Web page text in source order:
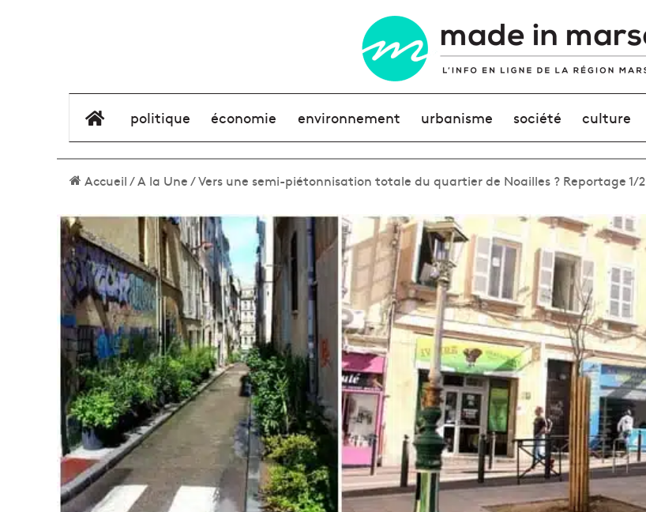
élément de menu
politique économie environnement urbanisme société culture
Accueil/A la Une/Vers une semi-piétonnisation totale du quartier de Noailles ? Reportage 1/2